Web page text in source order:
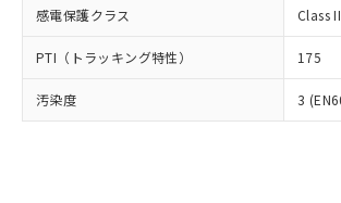
感電保護クラス Class II
PTI（トラッキング特性） 175
汚染度 3
マイパーツ機能（部品リスト
ビス）をご利用いただくに
メンバーズにご登録されてい
お客様が当ウェブサイト上で
部品在庫の切り替え状況などにより
月が前後することがあります。
※3 非含有証明書ダウンロード
「10」：通常の使用状況下において
質が外部に漏えいし、環境に深刻な
及ぼさない年数を意味します。
「－」：未確認です。当社販売部
販売先および販売に係わる関
法に輸出するおそれがある場
り引きをいたしません。
空
受注生産機種、また在庫
情報を公開していない機